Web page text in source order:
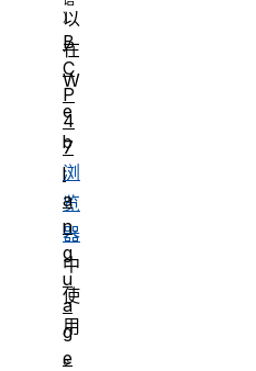
以
在
W
e
b
浏
览
器
中
使
用
。
B
C
P
4
7
l
a
n
g
u
a
g
e